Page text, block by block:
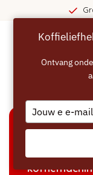
Welke
Ontvang
Type
your
email